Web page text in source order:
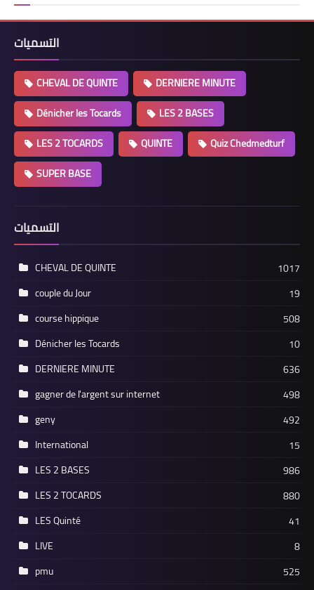
التسميات
CHEVAL DE QUINTE
DERNIERE MINUTE
Dénicher les Tocards
LES 2 BASES
LES 2 TOCARDS
QUINTE
Quiz Chedmedturf
SUPER BASE
التسميات
CHEVAL DE QUINTE
1017
couple du Jour
19
course hippique
508
Dénicher les Tocards
10
DERNIERE MINUTE
636
gagner de l'argent sur internet
498
geny
492
International
15
LES 2 BASES
986
LES 2 TOCARDS
880
LES Quinté
41
LIVE
8
pmu
525